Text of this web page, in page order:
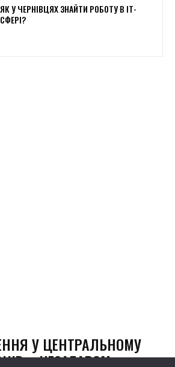
ЯК У ЧЕРНІВЦЯХ ЗНАЙТИ РОБОТУ В ІТ-
СФЕРІ?